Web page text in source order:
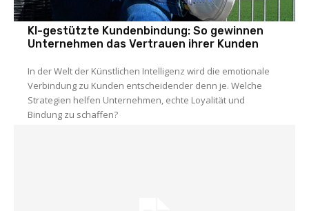
KI-gestützte Kundenbindung: So gewinnen
Unternehmen das Vertrauen ihrer Kunden
In der Welt der Künstlichen Intelligenz wird die emotionale
Verbindung zu Kunden entscheidender denn je. Welche
Strategien helfen Unternehmen, echte Loyalität und
Bindung zu schaffen?